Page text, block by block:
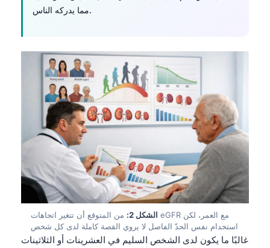
مما يدركه الناس.
الشكل 2:
من المتوقع أن تتغير اتجاهات eGFR مع العمر، لكن
استخدام نفس الحدّ الفاصل لا يروي القصة كاملة لدى كل شخص
غالبًا ما يكون لدى الشخص السليم في العشرينات أو الثلاثينات